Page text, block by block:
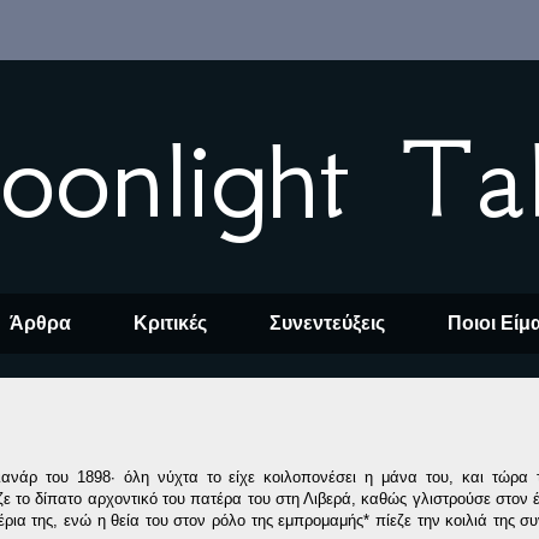
Άρθρα Κριτικές Συνεντεύξεις Ποιοι
του 1898∙ όλη νύχτα το είχε κοιλοπονέσει η μάνα του, και τώρα
το δίπατο αρχοντικό του πατέρα του στη Λιβερά, καθώς γλιστρούσε στον
της, ενώ η θεία του στον ρόλο της εμπρομαμής* πίεζε την κοιλιά της